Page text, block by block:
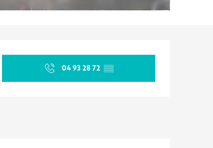
Ouverture et coordonnées
04 93 28 72 ▒▒